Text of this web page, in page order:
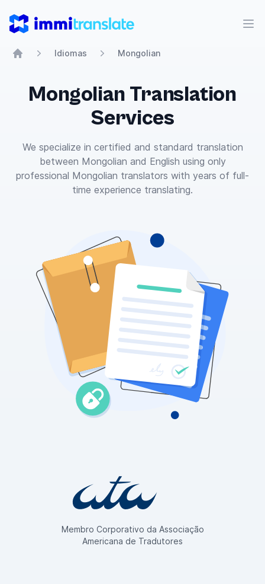
ImmiTranslate
Idiomas Mongolian
Mongolian Translation
Services
We specialize in certified and standard translation
between Mongolian and English using only
professional Mongolian translators with years of full-
time experience translating.
Membro Corporativo da Associação
Americana de Tradutores